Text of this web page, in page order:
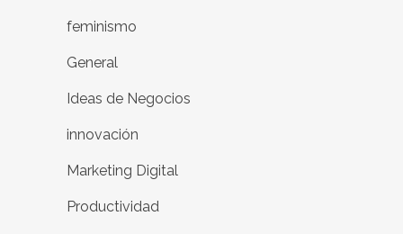
feminismo
General
Ideas de Negocios
innovación
Marketing Digital
Productividad